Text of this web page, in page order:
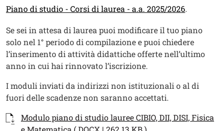
Piano di studio - Corsi di laurea - a.a. 2025/2026.
Se sei in attesa di laurea puoi modificare il tuo piano
solo nel 1° periodo di compilazione e puoi chiedere
l’inserimento di attività didattiche offerte nell’ultimo
anno in cui hai rinnovato l’iscrizione.
I moduli inviati da indirizzi non istituzionali o al di
fuori delle scadenze non saranno accettati.
Documenti
Documento
Modulo piano di studio lauree CIBIO, DII, DISI, Fisica